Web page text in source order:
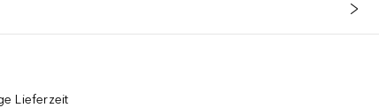
Lieferzeit